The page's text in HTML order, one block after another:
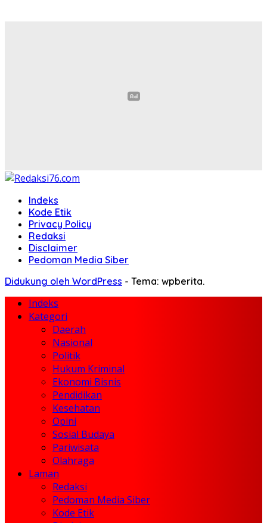
Indeks
Kode Etik
Privacy Policy
Redaksi
Disclaimer
Pedoman Media Siber
Didukung oleh WordPress - Tema: wpberita.
Indeks
Kategori
Daerah
Nasional
Politik
Hukum Kriminal
Ekonomi Bisnis
Pendidikan
Kesehatan
Opini
Sosial Budaya
Pariwisata
Olahraga
Laman
Redaksi
Pedoman Media Siber
Kode Etik